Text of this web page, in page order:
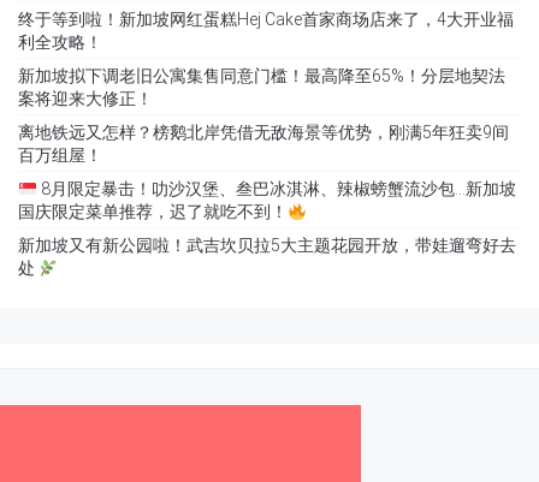
终于等到啦！新加坡网红蛋糕Hej Cake首家商场店来了，4大开业福
利全攻略！
新加坡拟下调老旧公寓集售同意门槛！最高降至65%！分层地契法
案将迎来大修正！
离地铁远又怎样？榜鹅北岸凭借无敌海景等优势，刚满5年狂卖9间
百万组屋！
8月限定暴击！叻沙汉堡、叁巴冰淇淋、辣椒螃蟹流沙包…新加坡
国庆限定菜单推荐，迟了就吃不到！
新加坡又有新公园啦！武吉坎贝拉5大主题花园开放，带娃遛弯好去
处